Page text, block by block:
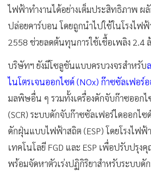
ไฟฟ้าทำงานได้อย่างเต็มประสิทธิภาพ ผ
ปล่อยคาร์บอน โดยถูกนำไปใช้ในโรงไฟ
2558 ช่วยลดต้นทุนการใช้เชื้อเพลิง 2.4
บริษัทฯ ยังมีโซลูชันแบบครบวงจรสำหรับ
ไนโตรเจนออกไซด์ (NOx) ก๊าซซัลเฟอร์อ
มลพิษอื่น ๆ รวมทั้งเครื่องดักจับก๊าซออกไ
(SCR) ระบบดักจับก๊าซซัลเฟอร์ไดออกไซ
ดักฝุ่นแบบไฟฟ้าสถิต (ESP) โดยโรงไฟฟ้
เทคโนโลยี FGD และ ESP เพื่อปรับปรุง
พร้อมจัดหาตัวเร่งปฏิกิริยาสำหรับระบบดั